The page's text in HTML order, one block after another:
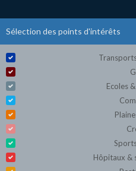
Sélection des points d'intérêts
Ecoles
Hôpitaux &